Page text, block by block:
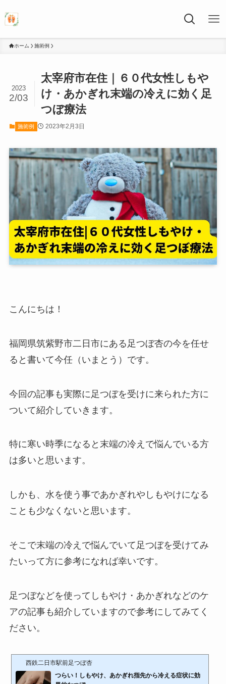
ホーム 施術例
太宰府市在住｜６０代女性しもや
け・あかぎれ末端の冷えに効く足
つぼ療法
2023
2/03
施術例 2023年2月3日
こんにちは！
福岡県筑紫野市二日市にある足つぼ杏の今を任せ
ると書いて今任（いまとう）です。
今回の記事も実際に足つぼを受けに来られた方に
ついて紹介していきます。
特に寒い時季になると末端の冷えで悩んでいる方
は多いと思います。
しかも、水を使う事であかぎれやしもやけになる
ことも少なくないと思います。
そこで末端の冷えで悩んでいて足つぼを受けてみ
たいって方に参考になれば幸いです。
足つぼなどを使ってしもやけ・あかぎれなどのケ
アの記事も紹介していますので参考にしてみてく
ださい。
西鉄二日市駅前足つぼ杏
つらい！しもやけ、あかぎれ指先から冷える症状に効